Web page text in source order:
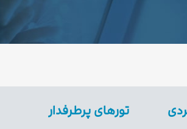
تورهای پرطرفدار